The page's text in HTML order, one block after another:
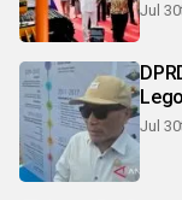
Jul
Jul